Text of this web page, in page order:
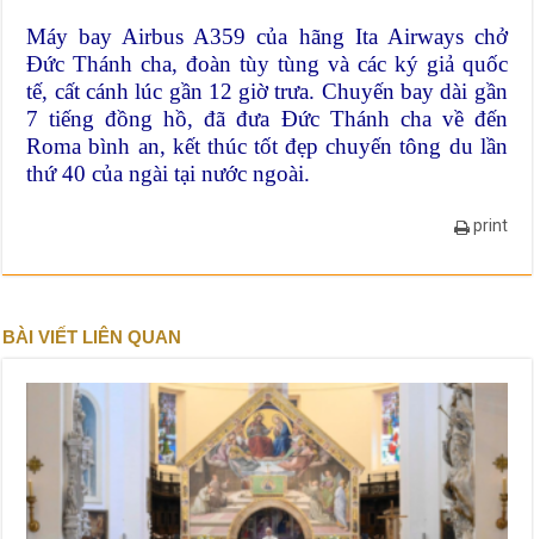
Máy bay Airbus A359 của hãng Ita Airways chở
Đức Thánh cha, đoàn tùy tùng và các ký giả quốc
tế, cất cánh lúc gần 12 giờ trưa. Chuyến bay dài gần
7 tiếng đồng hồ, đã đưa Đức Thánh cha về đến
Roma bình an, kết thúc tốt đẹp chuyến tông du lần
thứ 40 của ngài tại nước ngoài.
print
BÀI VIẾT LIÊN QUAN